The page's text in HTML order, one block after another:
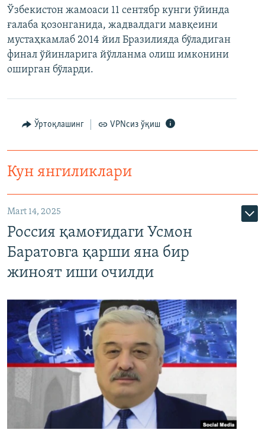
Ўзбекистон жамоаси 11 сентябр кунги ўйинда
ғалаба қозонганида, жадвалдаги мавқеини
мустаҳкамлаб 2014 йил Бразилияда бўладиган
финал ўйинларига йўлланма олиш имконини
оширган бўларди.
Ўртоқлашинг VPNсиз ўқиш
Кун янгиликлари
Mart 14, 2025
Россия қамоғидаги Усмон
Баратовга қарши яна бир
жиноят иши очилди